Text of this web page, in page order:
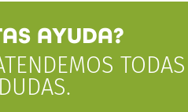
AYUDA?
TODAS